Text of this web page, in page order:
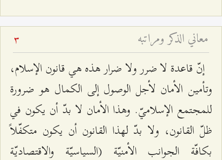
معاني الذكر ومراتبه 3
إنّ قاعدة لا ضرر ولا ضرار هذه هي قانون الإسلام،
وتأمين الأمان لأجل الوصول إلى الكمال هو ضرورة
للمجتمع الإسلاميّ. وهذا الأمان لا بدّ أن يكون في
ظلّ القانون، ولا بدّ لهذا القانون أن يكون متكفّلاً
بكافّة الجوانب الأمنيّة (السياسيّة والاقتصاديّة